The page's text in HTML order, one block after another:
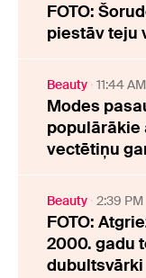
FOTO:
piestāv teju
Beauty 11:44 AM
Modes
populārākie
vectētiņu
Beauty 2:39 PM
FOTO:
2000. gadu
dubultsvārki